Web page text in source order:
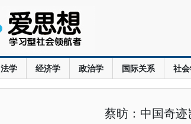
法学 经济学 政治学 国际关系 社
蔡昉：中国奇迹